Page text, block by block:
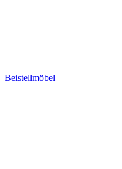
Beistellmöbel